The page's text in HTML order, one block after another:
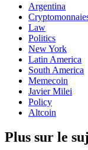
Argentina
Law
Politics
New York
Latin America
South America
Memecoin
Javier Milei
Policy
Altcoin
Plus sur le